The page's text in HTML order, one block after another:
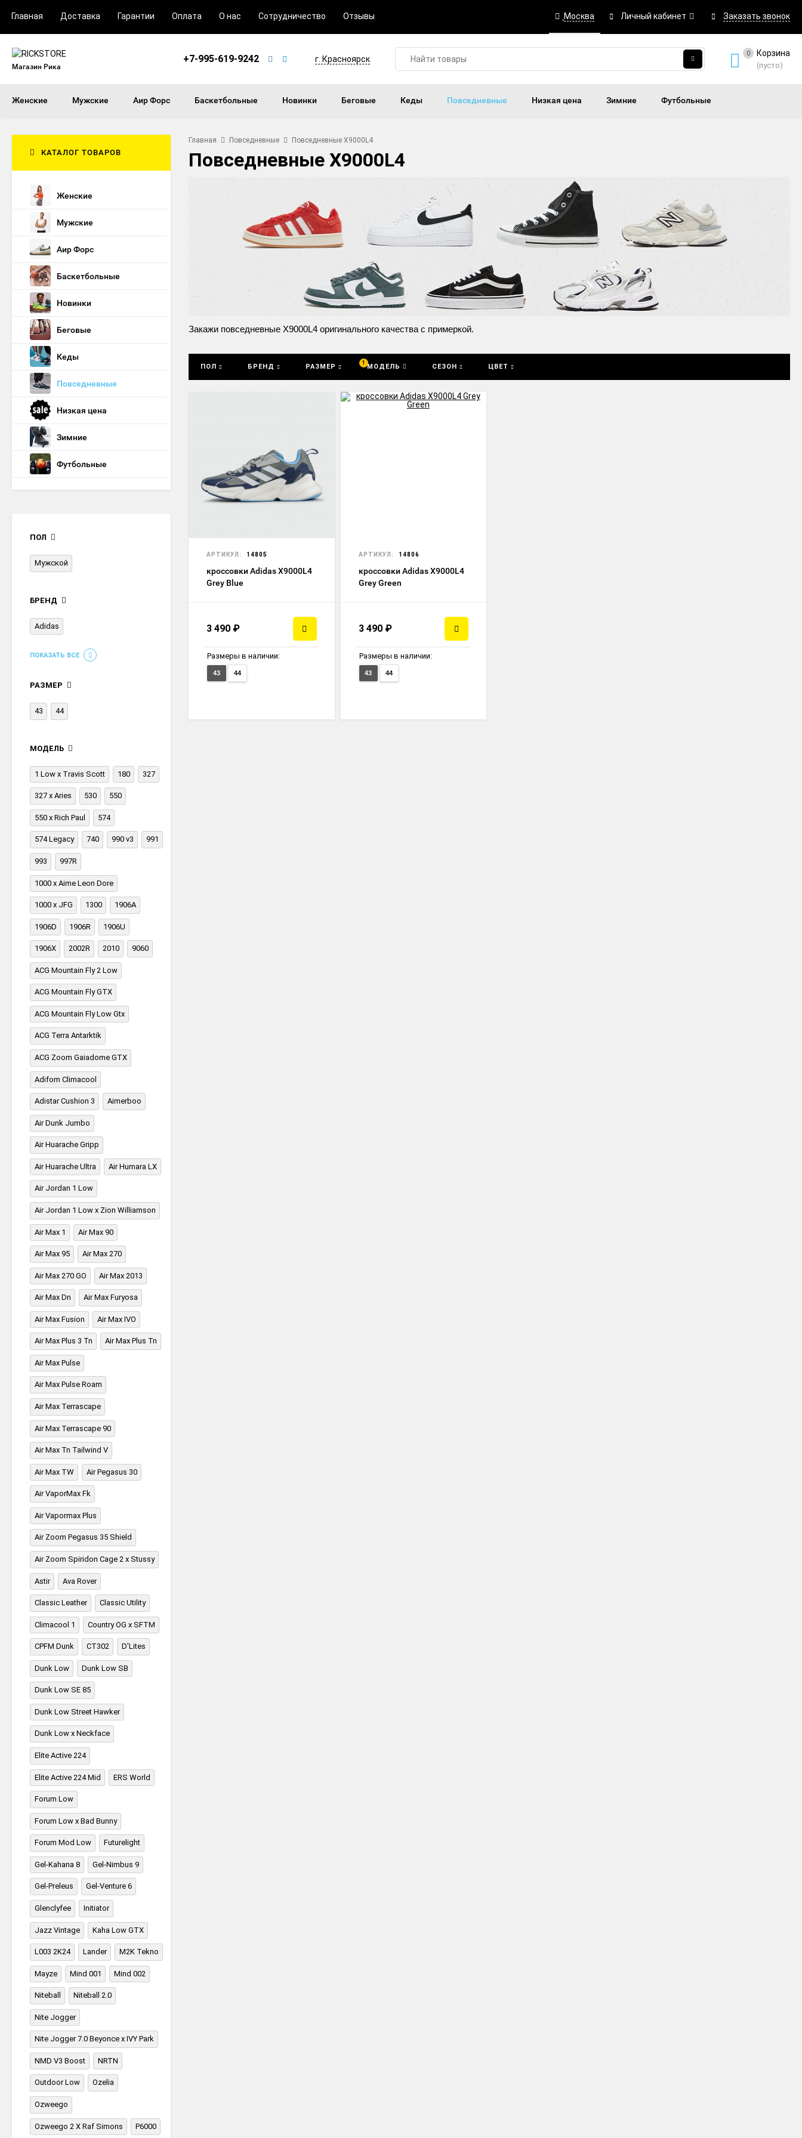
Москва Личный кабинет Заказать звонок
Главная Доставка Гарантии Оплата О нас Сотрудничество Отзывы
Магазин Рика
+7-995-619-9242 г. Красноярск
0 Корзина
(пусто)
Женские Мужские Аир Форс Баскетбольные Новинки Беговые Кеды Повседневные Низкая цена Зимние Футбольные
Главная Повседневные Повседневные X9000L4
Повседневные X9000L4
Закажи повседневные X9000L4 оригинального качества с примеркой.
ПОЛ БРЕНД РАЗМЕР МОДЕЛЬ
1 СЕЗОН ЦВЕТ
АРТИКУЛ: 14805
кроссовки Adidas X9000L4
Grey Blue
3 490 ₽
Размеры в наличии:
43 44
АРТИКУЛ: 14806
кроссовки Adidas X9000L4
Grey Green
3 490 ₽
Размеры в наличии:
43 44
КАТАЛОГ ТОВАРОВ
Женские
Мужские
Аир Форс
Баскетбольные
Новинки
Беговые
Кеды
Повседневные
Низкая цена
Зимние
Футбольные
ПОЛ
Мужской
БРЕНД
Adidas
ПОКАЗАТЬ ВСЕ
РАЗМЕР
43 44
МОДЕЛЬ
1 Low x Travis Scott 180 327
327 x Aries 530 550
550 x Rich Paul 574
574 Legacy 740 990 v3 991
993 997R
1000 x Aime Leon Dore
1000 x JFG 1300 1906A
1906D 1906R 1906U
1906X 2002R 2010 9060
ACG Mountain Fly 2 Low
ACG Mountain Fly GTX
ACG Mountain Fly Low Gtx
ACG Terra Antarktik
ACG Zoom Gaiadome GTX
Adifom Climacool
Adistar Cushion 3 Aimerboo
Air Dunk Jumbo
Air Huarache Gripp
Air Huarache Ultra Air Humara LX
Air Jordan 1 Low
Air Jordan 1 Low x Zion Williamson
Air Max 1 Air Max 90
Air Max 95 Air Max 270
Air Max 270 GO Air Max 2013
Air Max Dn Air Max Furyosa
Air Max Fusion Air Max IVO
Air Max Plus 3 Tn Air Max Plus Tn
Air Max Pulse
Air Max Pulse Roam
Air Max Terrascape
Air Max Terrascape 90
Air Max Tn Tailwind V
Air Max TW Air Pegasus 30
Air VaporMax Fk
Air Vapormax Plus
Air Zoom Pegasus 35 Shield
Air Zoom Spiridon Cage 2 x Stussy
Astir Ava Rover
Classic Leather Classic Utility
Climacool 1 Country OG x SFTM
CPFM Dunk CT302 D'Lites
Dunk Low Dunk Low SB
Dunk Low SE 85
Dunk Low Street Hawker
Dunk Low x Neckface
Elite Active 224
Elite Active 224 Mid ERS World
Forum Low
Forum Low x Bad Bunny
Forum Mod Low Futurelight
Gel-Kahana 8 Gel-Nimbus 9
Gel-Preleus Gel-Venture 6
Glenclyfee Initiator
Jazz Vintage Kaha Low GTX
L003 2K24 Lander M2K Tekno
Mayze Mind 001 Mind 002
Niteball Niteball 2.0
Nite Jogger
Nite Jogger 7.0 Beyonce x IVY Park
NMD V3 Boost NRTN
Outdoor Low Ozelia
Ozweego
Ozweego 2 X Raf Simons P6000